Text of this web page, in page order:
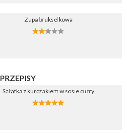
Zupa brukselkowa
PRZEPISY
Sałatka z kurczakiem w sosie curry